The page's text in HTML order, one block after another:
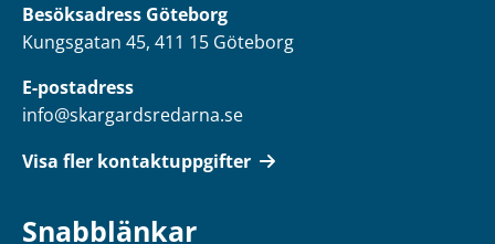
Besöksadress Göteborg
Kungsgatan 45, 411 15 Göteborg
E-postadress
info@skargardsredarna.se
Visa fler kontaktuppgifter
Snabblänkar